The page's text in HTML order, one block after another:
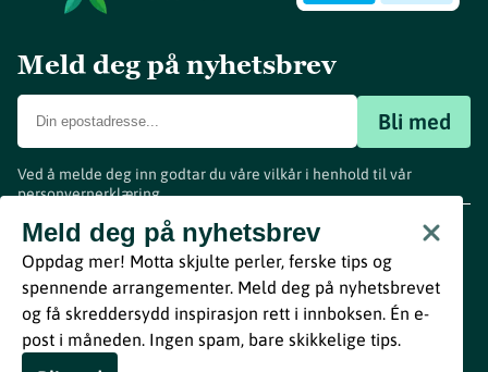
Meld deg på nyhetsbrev
Bli med
Ved å melde deg inn godtar du våre vilkår i henhold til vår
personvernerklæring.
Meld deg på nyhetsbrev
Oppdag mer! Motta skjulte perler, ferske tips og
spennende arrangementer. Meld deg på nyhetsbrevet
og få skreddersydd inspirasjon rett i innboksen. Én e-
post i måneden. Ingen spam, bare skikkelige tips.
www.visitvestfold.com
Turistinformasjon
Vestfold Fylkeskommune
ByBreakfast